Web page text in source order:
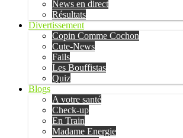
News en direct
Résultats
Divertissement
Copin Comme Cochon
Cute-News
Fails
Les Bouffistas
Quiz
Blogs
A votre santé
Check-up
En Train
Madame Energie